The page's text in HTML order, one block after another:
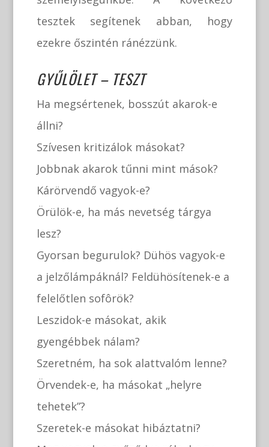
tesztek segítenek abban, hogy
ezekre őszintén ránézzünk.
GYŰLÖLET – TESZT
Ha megsértenek, bosszút akarok-e
állni?
Szívesen kritizálok másokat?
Jobbnak akarok tűnni mint mások?
Kárörvendő vagyok-e?
Örülök-e, ha más nevetség tárgya
lesz?
Gyorsan begurulok? Dühös vagyok-e
a jelzőlámpáknál? Feldühösítenek-e a
felelőtlen sofôrök?
Leszidok-e másokat, akik
gyengébbek nálam?
Szeretném, ha sok alattvalóm lenne?
Örvendek-e, ha másokat „helyre
tehetek”?
Szeretek-e másokat hibáztatni?